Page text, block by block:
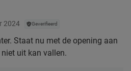
2024 Geverifieerd
Staat nu met de opening aan
uit kan vallen.